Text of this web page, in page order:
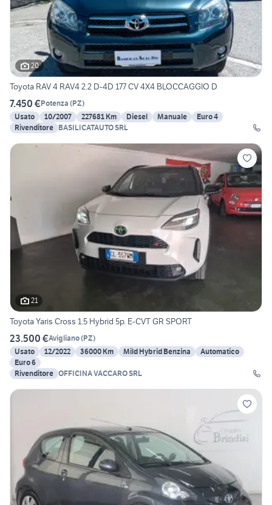
20
Toyota RAV 4 RAV4 2.2 D-4D 177 CV 4X4 BLOCCAGGIO D
7.450 €Potenza (PZ)
Usato
10/2007 227681 Km Diesel Manuale
Euro 4
Rivenditore BASILICATAUTO SRL
21
Toyota Yaris Cross 1.5 Hybrid 5p. E-CVT GR SPORT
23.500 €Avigliano(PZ)
Usato
12/2022 36000 Km Mild Hybrid Benzina
Automatico
Euro 6
Rivenditore OFFICINA VACCARO SRL